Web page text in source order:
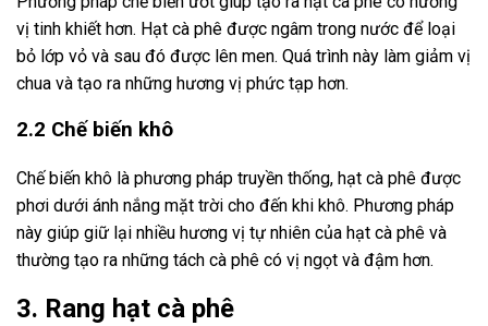
vị tinh khiết hơn. Hạt cà phê được ngâm trong nước để loại
bỏ lớp vỏ và sau đó được lên men. Quá trình này làm giảm vị
chua và tạo ra những hương vị phức tạp hơn.
2.2 Chế biến khô
Chế biến khô là phương pháp truyền thống, hạt cà phê được
phơi dưới ánh nắng mặt trời cho đến khi khô. Phương pháp
này giúp giữ lại nhiều hương vị tự nhiên của hạt cà phê và
thường tạo ra những tách cà phê có vị ngọt và đậm hơn.
3. Rang hạt cà phê